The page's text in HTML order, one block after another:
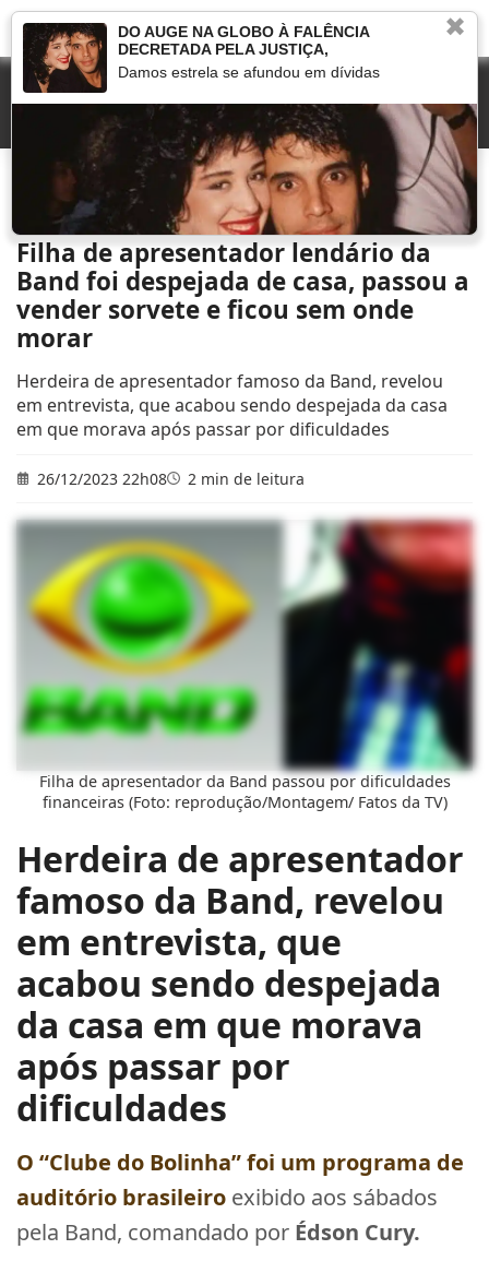
Marcou na TV »
Filha de apresentador lendário da Band foi despejada de
casa, passou a vender sorvete e ficou sem onde morar
Filha de apresentador lendário da
Band foi despejada de casa, passou a
vender sorvete e ficou sem onde
morar
Herdeira de apresentador famoso da Band, revelou
em entrevista, que acabou sendo despejada da casa
em que morava após passar por dificuldades
26/12/2023 22h08 2 min de leitura
Filha de apresentador da Band passou por dificuldades
financeiras (Foto: reprodução/Montagem/ Fatos da TV)
Herdeira de apresentador
famoso da Band, revelou
em entrevista, que
acabou sendo despejada
da casa em que morava
após passar por
dificuldades
O “Clube do Bolinha” foi um programa de
auditório brasileiro exibido aos sábados
pela Band, comandado por Édson Cury.
✖
DO AUGE NA GLOBO À FALÊNCIA
DECRETADA PELA JUSTIÇA,
Damos estrela se afundou em dívidas